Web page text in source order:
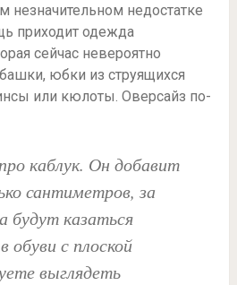
незначительном недостатке
приходит одежда
сейчас невероятно
юбки из струящихся
или кюлоты. Оверсайз по-
каблук. Он добавит
сантиметров, за
будут казаться
с плоской
выглядеть